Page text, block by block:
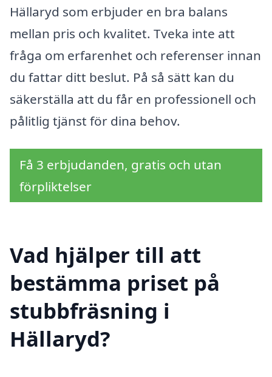
Hällaryd som erbjuder en bra balans
mellan pris och kvalitet. Tveka inte att
fråga om erfarenhet och referenser innan
du fattar ditt beslut. På så sätt kan du
säkerställa att du får en professionell och
pålitlig tjänst för dina behov.
Få 3 erbjudanden, gratis och utan
förpliktelser
Vad hjälper till att
bestämma priset på
stubbfräsning i
Hällaryd?